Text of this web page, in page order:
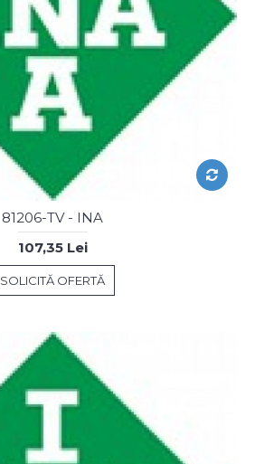
81206-TV - INA
107,35 Lei
SOLICITĂ OFERTĂ